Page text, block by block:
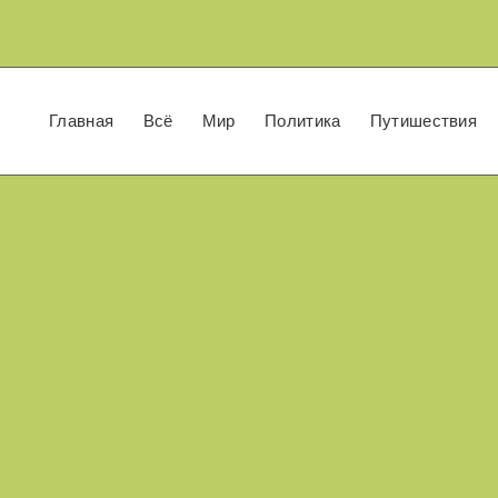
Главная Всё Мир Политика Путишествия